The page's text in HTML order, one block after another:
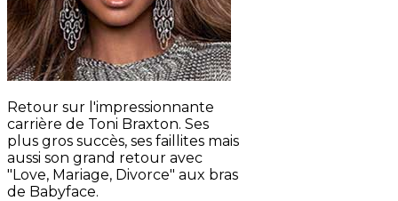
Retour sur l'impressionnante
carrière de Toni Braxton. Ses
plus gros succès, ses faillites mais
aussi son grand retour avec
"Love, Mariage, Divorce" aux bras
de Babyface.